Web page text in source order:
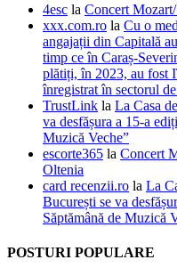
4esc la Concert
xxx.com.ro la Cu o
angajații din Capitală
timp ce în Caraș-
plătiți, în 2023, au fost
înregistrat în sectorul
TrustLink la La Casa
va desfășura a 15-a
Muzică Veche”
escorte365 la Concert
Oltenia
card recenzii.ro la La
București se va
Săptămână de Muzică
POSTURI POPULARE